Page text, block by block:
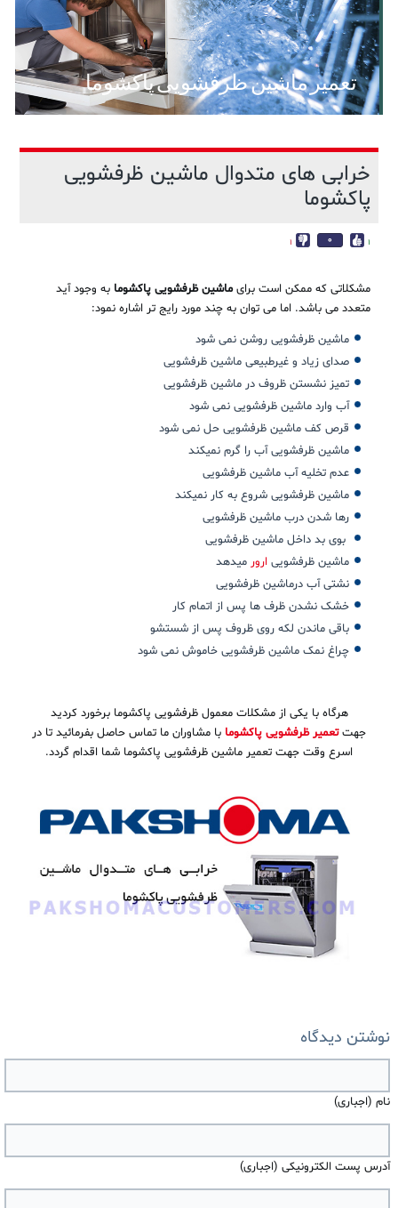
تعمیر ماشین ظرفشویی پاکشوما
خرابی های متدوال ماشین ظرفشویی
پاکشوما
1
0
1
مشکلاتی که ممکن است برایماشین ظرفشویی پاکشوما به وجود آید
متعدد می باشد. اما می توان به چند مورد رایج تر اشاره نمود:
ماشین ظرفشویی روشن نمی شود
صدای زیاد و غیرطبیعی ماشین ظرفشویی
تمیز نشستن ظروف در ماشین ظرفشویی
آب وارد ماشین ظرفشویی نمی شود
قرص کف ماشین ظرفشویی حل نمی شود
ماشین ظرفشویی آب را گرم نمیکند
عدم تخلیه آب ماشین ظرفشویی
ماشین ظرفشویی شروع به کار نمیکند
رها شدن درب ماشین ظرفشویی
بوی بد داخل ماشین ظرفشویی
ماشین ظرفشویی ارور میدهد
نشتی آب درماشین ظرفشویی
خشک نشدن ظرف ها پس از اتمام کار
باقی ماندن لکه روی ظروف پس از شستشو
چراغ نمک ماشین ظرفشویی خاموش نمی شود
هرگاه با یکی از مشکلات معمول ظرفشویی پاکشوما برخورد کردید
جهتتعمیر ظرفشویی پاکشوما با مشاوران ما تماس حاصل بفرمائید تا در
اسرع وقت جهت تعمیر ماشین ظرفشویی پاکشوما شما اقدام گردد.
نوشتن دیدگاه
نام (اجباری)
آدرس پست الکترونیکی (اجباری)